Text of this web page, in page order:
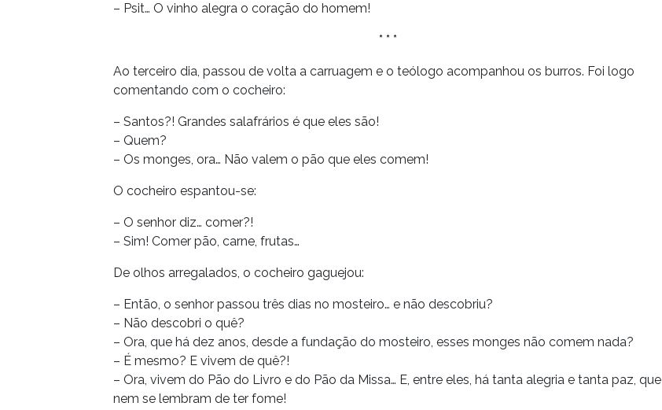
– Psit… O vinho alegra o coração do homem!
* * *
Ao terceiro dia, passou de volta a carruagem e o teólogo acompanhou os burros. Foi logo
comentando com o cocheiro:
– Santos?! Grandes salafrários é que eles são!
– Quem?
– Os monges, ora… Não valem o pão que eles comem!
O cocheiro espantou-se:
– O senhor diz… comer?!
– Sim! Comer pão, carne, frutas…
De olhos arregalados, o cocheiro gaguejou:
– Então, o senhor passou três dias no mosteiro… e não descobriu?
– Não descobri o quê?
– Ora, que há dez anos, desde a fundação do mosteiro, esses monges não comem nada?
– É mesmo? E vivem de quê?!
– Ora, vivem do Pão do Livro e do Pão da Missa… E, entre eles, há tanta alegria e tanta paz, que
nem se lembram de ter fome!